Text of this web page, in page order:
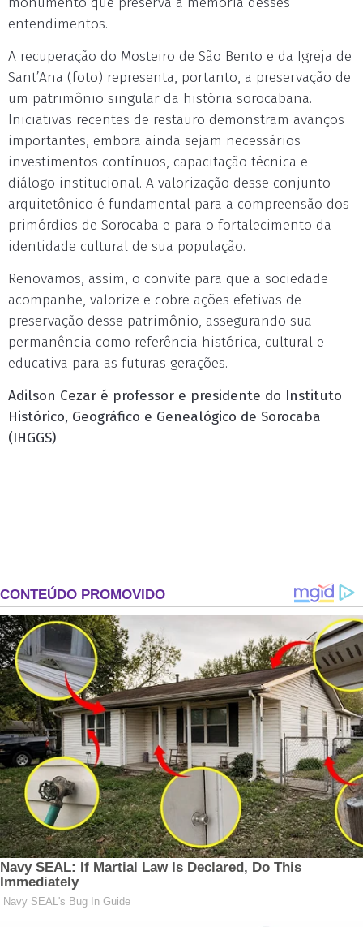
entendimentos.
A recuperação do Mosteiro de São Bento e da Igreja de
Sant’Ana (foto) representa, portanto, a preservação de
um patrimônio singular da história sorocabana.
Iniciativas recentes de restauro demonstram avanços
importantes, embora ainda sejam necessários
investimentos contínuos, capacitação técnica e
diálogo institucional. A valorização desse conjunto
arquitetônico é fundamental para a compreensão dos
primórdios de Sorocaba e para o fortalecimento da
identidade cultural de sua população.
Renovamos, assim, o convite para que a sociedade
acompanhe, valorize e cobre ações efetivas de
preservação desse patrimônio, assegurando sua
permanência como referência histórica, cultural e
educativa para as futuras gerações.
Adilson Cezar é professor e presidente do Instituto
Histórico, Geográfico e Genealógico de Sorocaba
(IHGGS)